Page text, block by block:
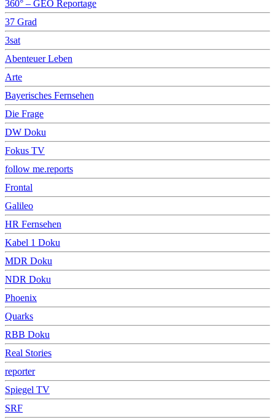
360° – GEO Reportage
37 Grad
3sat
Abenteuer Leben
Arte
Bayerisches Fernsehen
Die Frage
DW Doku
Fokus TV
follow me.reports
Frontal
Galileo
HR Fernsehen
Kabel 1 Doku
MDR Doku
NDR Doku
Phoenix
Quarks
RBB Doku
Real Stories
reporter
Spiegel TV
SRF